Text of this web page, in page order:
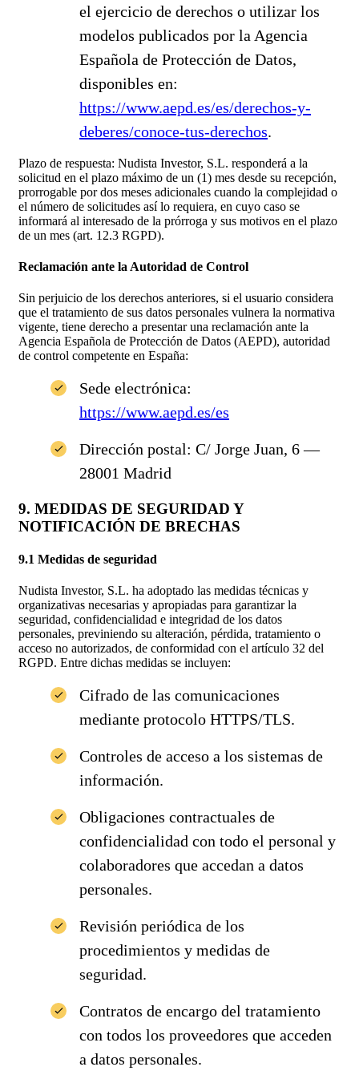
el ejercicio de derechos o utilizar los
modelos publicados por la Agencia
Española de Protección de Datos,
disponibles en:
https://www.aepd.es/es/derechos-y-
deberes/conoce-tus-derechos.
Plazo de respuesta: Nudista Investor, S.L. responderá a la
solicitud en el plazo máximo de un (1) mes desde su recepción,
prorrogable por dos meses adicionales cuando la complejidad o
el número de solicitudes así lo requiera, en cuyo caso se
informará al interesado de la prórroga y sus motivos en el plazo
de un mes (art. 12.3 RGPD).
Reclamación ante la Autoridad de Control
Sin perjuicio de los derechos anteriores, si el usuario considera
que el tratamiento de sus datos personales vulnera la normativa
vigente, tiene derecho a presentar una reclamación ante la
Agencia Española de Protección de Datos (AEPD), autoridad
de control competente en España:
Sede electrónica:
https://www.aepd.es/es
Dirección postal: C/ Jorge Juan, 6 —
28001 Madrid
9. MEDIDAS DE SEGURIDAD Y
NOTIFICACIÓN DE BRECHAS
9.1 Medidas de seguridad
Nudista Investor, S.L. ha adoptado las medidas técnicas y
organizativas necesarias y apropiadas para garantizar la
seguridad, confidencialidad e integridad de los datos
personales, previniendo su alteración, pérdida, tratamiento o
acceso no autorizados, de conformidad con el artículo 32 del
RGPD. Entre dichas medidas se incluyen:
Cifrado de las comunicaciones
mediante protocolo HTTPS/TLS.
Controles de acceso a los sistemas de
información.
Obligaciones contractuales de
confidencialidad con todo el personal y
colaboradores que accedan a datos
personales.
Revisión periódica de los
procedimientos y medidas de
seguridad.
Contratos de encargo del tratamiento
con todos los proveedores que acceden
a datos personales.